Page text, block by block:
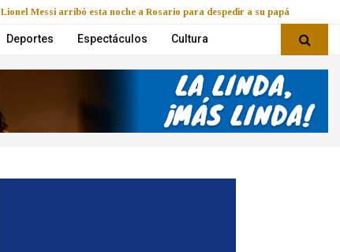
Lionel Messi arribó esta noche a Rosario para despedir a su papá
Deportes Espectáculos Cultura